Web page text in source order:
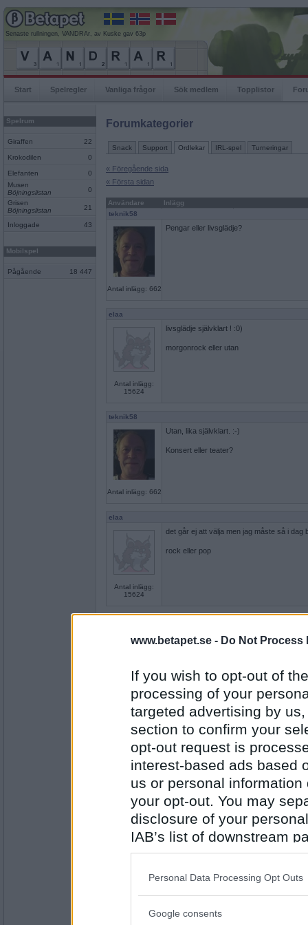
www.betapet.se - Do Not Process
If you wish to opt-out of
processing of your
targeted advertising by
section to confirm your
opt-out request is
interest-based ads based
us or personal
your opt-out. You may
disclosure of your
IAB’s list of downstream
also be disclosed by us
Downstream Participants
Please note that this
Personal Data Processing Opt Outs
Google consents
Senaste rullningen, VANDRAr, av Kuske gav 63p
Start Spelregler Vanliga frågor Sök medlem Topplistor
Spelrum
Giraffen 22
Krokodilen 0
Elefanten
0
Musen
Böjningslistan
0
Grisen
Böjningslistan
21
Inloggade 43
Mobilspel
Pågående 18 447
Forumkategorier
Snack Support Ordlekar IRL-spel Turneringar
« Föregående sida
« Första sidan
Användare
Inlägg
teknik58
Antal inlägg: 662
Pengar eller livsglädje?
elaa
Antal inlägg:
15624
livsglädje självklart ! :0)
morgonrock eller utan
teknik58
Antal inlägg: 662
Utan, lika självklart. :-)
Konsert eller teater?
elaa
Antal inlägg:
15624
det går ej att välja men jag måste så i dag
rock eller pop
Antal inlägg: 662
Antal inlägg:
15624
tåg
nagelklippare eller nagelsax
Greta grus
Nagelsax
Sagan om ringen eller Star wars